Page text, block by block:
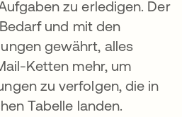
zu erledigen. Der
und mit den
gewährt, alles
Ketten mehr, um
zu verfolgen, die in
Tabelle landen.